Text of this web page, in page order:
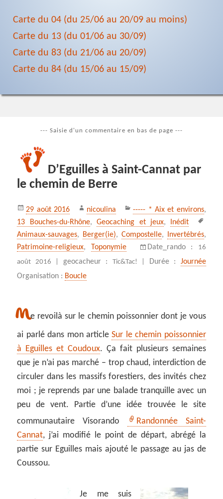
Carte du 04 (du 25/06 au 20/09 au moins)
Carte du 13 (du 01/06 au 30/09)
Carte du 83 (du 21/06 au 20/09)
Carte du 84 (du 15/06 au 15/09)
--- Saisie d'un commentaire en bas de page ---
D’Eguilles à Saint-Cannat par
le chemin de Berre
Publié
le
29 août 2016 Auteur
nicoulina Catégories
----- * Aix et environs,
13 Bouches-du-Rhône,Geocaching et jeux, Inédit
Animaux-sauvages, Berger(ie), Compostelle, Invertébrés,
Patrimoine-religieux, Toponymie Date_rando :
16
août 2016 |
geocacheur : Tic&Tac! | Durée : Journée
Organisation : Boucle
Me revoilà sur le chemin poissonnier dont je vous
ai parlé dans mon articleSur le chemin poissonnier
à Eguilles et Coudoux. Ça fait plusieurs semaines
que je n’ai pas marché – trop chaud, interdiction de
circuler dans les massifs forestiers, des invités chez
moi ; je reprends par une balade tranquille avec un
peu de vent. Partie d’une idée trouvée le site
communautaire Visorando
Randonnée Saint-
Cannat, j’ai modifié le point de départ, abrégé la
partie sur Eguilles mais ajouté le passage au jas de
Coussou.
Je me suis